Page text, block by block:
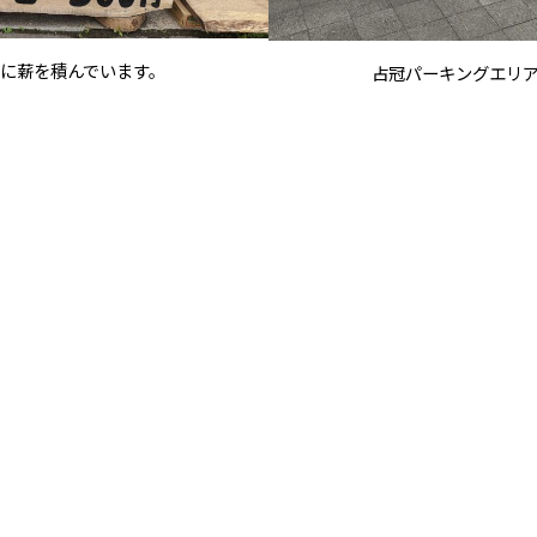
薪を積んでいます。 占冠パーキングエリ